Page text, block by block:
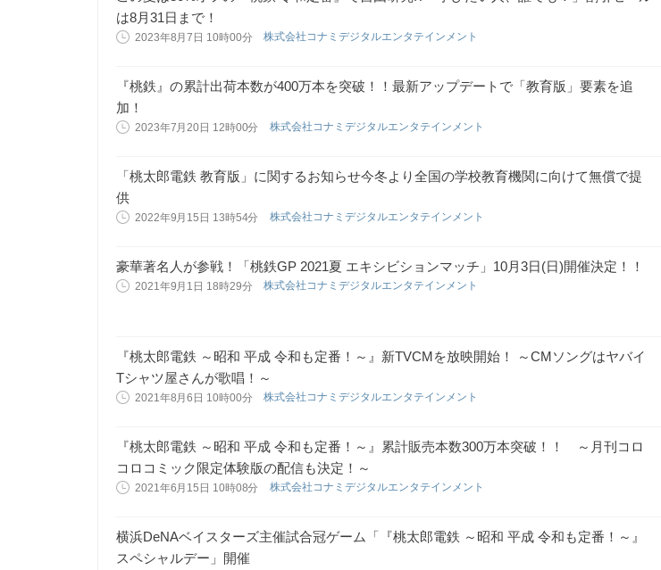
は8月31日まで！
2023年8月7日 10時00分 株式会社コナミデジタルエンタテインメント
『桃鉄』の累計出荷本数が400万本を突破！！最新アップデートで「教育版」要素を追
加！
2023年7月20日 12時00分 株式会社コナミデジタルエンタテインメント
「桃太郎電鉄 教育版」に関するお知らせ今冬より全国の学校教育機関に向けて無償で提
供
2022年9月15日 13時54分 株式会社コナミデジタルエンタテインメント
豪華著名人が参戦！「桃鉄GP 2021夏 エキシビションマッチ」10月3日(日)開催決定！！
2021年9月1日 18時29分 株式会社コナミデジタルエンタテインメント
『桃太郎電鉄 ～昭和 平成 令和も定番！～』新TVCMを放映開始！ ～CMソングはヤバイ
Tシャツ屋さんが歌唱！～
2021年8月6日 10時00分 株式会社コナミデジタルエンタテインメント
『桃太郎電鉄 ～昭和 平成 令和も定番！～』累計販売本数300万本突破！！ ～月刊コロ
コロコミック限定体験版の配信も決定！～
2021年6月15日 10時08分 株式会社コナミデジタルエンタテインメント
横浜DeNAベイスターズ主催試合冠ゲーム「『桃太郎電鉄 ～昭和 平成 令和も定番！～』
スペシャルデー」開催